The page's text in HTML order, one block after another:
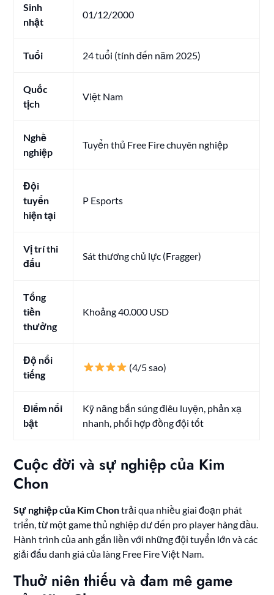
Sinh
nhật
01/12/2000
Tuổi 24 tuổi (tính đến năm 2025)
Quốc
tịch
Việt Nam
Nghề
nghiệp
Tuyển thủ Free Fire chuyên nghiệp
Đội
tuyển
hiện tại
P Esports
Vị trí thi
đấu
Sát thương chủ lực (Fragger)
Tổng
tiền
thưởng
Khoảng 40.000 USD
Độ nổi
tiếng
(4/5 sao)
Điểm nổi
bật
Kỹ năng bắn súng điêu luyện, phản xạ
nhanh, phối hợp đồng đội tốt
Cuộc đời và sự nghiệp của Kim
Chon
Sự nghiệp của Kim Chontrải qua nhiều giai đoạn phát
triển, từ một game thủ nghiệp dư đến pro player hàng đầu.
Hành trình của anh gắn liền với những đội tuyển lớn và các
giải đấu danh giá của làng Free Fire Việt Nam.
Thuở niên thiếu và đam mê game